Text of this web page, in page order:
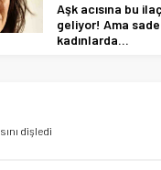
Aşk acısına bu
geliyor! Ama
kadınlarda…
dişledi